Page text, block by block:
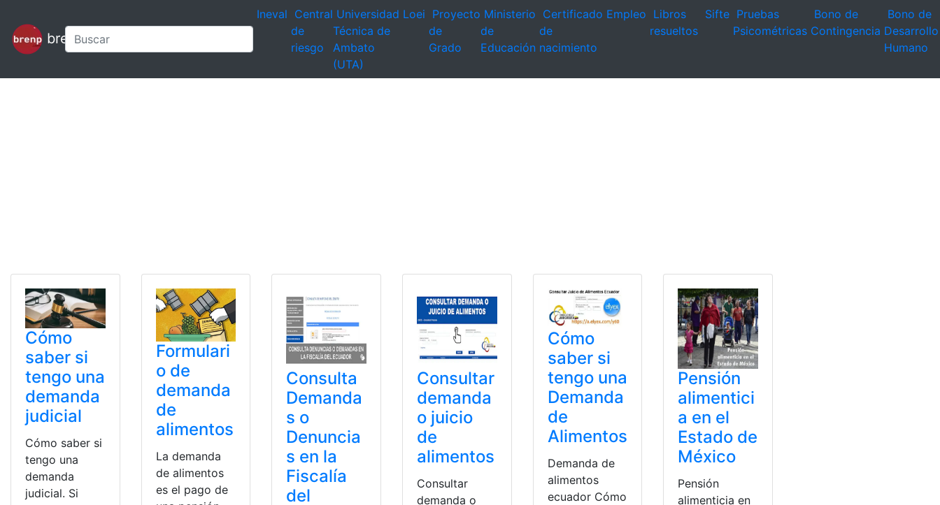
brenp
Ineval Central
de
riesgo
Universidad
Técnica de
Ambato
(UTA)
Loei Proyecto
de
Grado
Ministerio
de
Educación
Certificado
de
nacimiento
Empleo Libros
resueltos
Sifte Pruebas
Psicométricas
Bono de
Contingencia
Bono de
Desarrollo
Humano
Cómo
saber si
tengo una
demanda
judicial
Cómo saber si
tengo una
demanda
judicial. Si
Formulari
o de
demanda
de
alimentos
La demanda
de alimentos
es el pago de
Consulta
Demanda
s o
Denuncia
s en la
Fiscalía
del
Consultar
demanda
o juicio
de
alimentos
Consultar
demanda o
Cómo
saber si
tengo una
Demanda
de
Alimentos
Demanda de
alimentos
ecuador Cómo
Pensión
alimentici
a en el
Estado de
México
Pensión
alimenticia en